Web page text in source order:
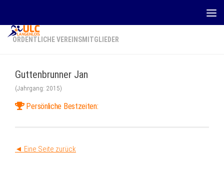
ORDENTLICHE VEREINSMITGLIEDER
Guttenbrunner Jan
(Jahrgang: 2015)
Persönliche Bestzeiten:
◄ Eine Seite zurück